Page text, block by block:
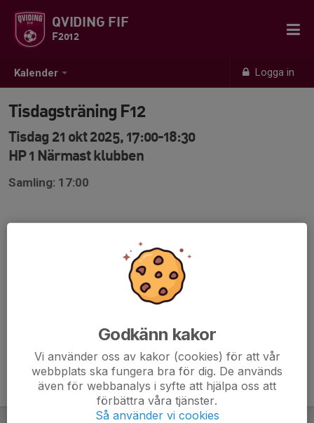
Kalender Logga in
QVIDING FIF
F2012
Tisdagsträning F12
Tisdag 21 okt 2025, 17:00-18:30
HP 1 Närmast klubben
Samling: 17:00
Godkänn kakor
Vi använder oss av kakor (cookies) för att vår
webbplats ska fungera bra för dig. De används
även för webbanalys i syfte att hjälpa oss att
förbättra våra tjänster.
Så använder vi cookies